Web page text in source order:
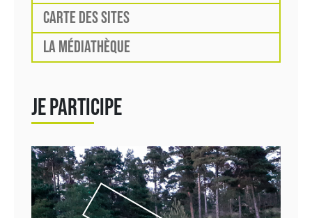
CARTE DES SITES
LA MÉDIATHÈQUE
JE PARTICIPE